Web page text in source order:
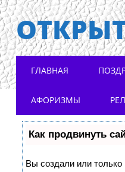
Main menu
ГЛАВНАЯ
АФОРИЗМЫ
Как продвинуть
Вы создали или только